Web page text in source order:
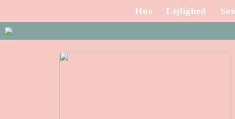
Hus Lejlighed